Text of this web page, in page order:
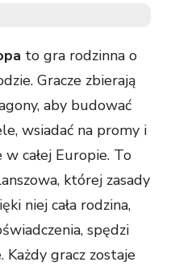
to gra rodzinna o
Gracze zbierają
aby budować
wsiadać na promy i
całej Europie. To
której zasady
niej cała rodzina,
spędzi
Każdy gracz zostaje